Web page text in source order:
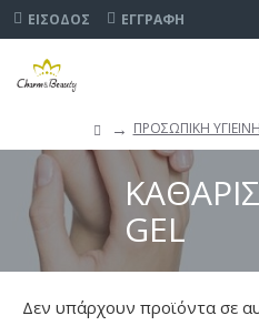
ΕΊΣΟΔΟΣ ΕΓΓΡΑΦΉ
ΠΡΟΣΩΠΙΚΗ ΥΓΙΕΙΝΗ
GEL
Δεν υπάρχουν προϊόντα σε